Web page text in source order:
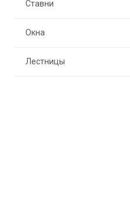
Ставни
Окна
Лестницы